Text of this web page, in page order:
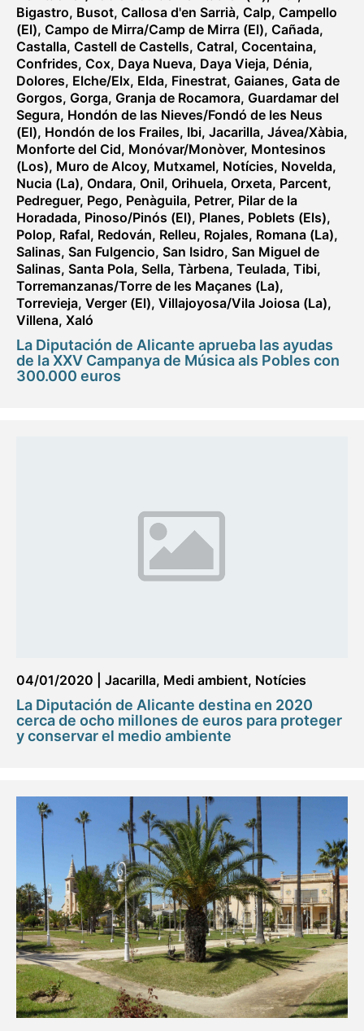
Bigastro, Busot, Callosa d'en Sarrià, Calp, Campello
(El), Campo de Mirra/Camp de Mirra (El), Cañada,
Castalla, Castell de Castells, Catral, Cocentaina,
Confrides, Cox, Daya Nueva, Daya Vieja, Dénia,
Dolores, Elche/Elx, Elda, Finestrat, Gaianes, Gata de
Gorgos, Gorga, Granja de Rocamora, Guardamar del
Segura, Hondón de las Nieves/Fondó de les Neus
(El), Hondón de los Frailes, Ibi, Jacarilla, Jávea/Xàbia,
Monforte del Cid, Monóvar/Monòver, Montesinos
(Los), Muro de Alcoy, Mutxamel, Notícies, Novelda,
Nucia (La), Ondara, Onil, Orihuela, Orxeta, Parcent,
Pedreguer, Pego, Penàguila, Petrer, Pilar de la
Horadada, Pinoso/Pinós (El), Planes, Poblets (Els),
Polop, Rafal, Redován, Relleu, Rojales, Romana (La),
Salinas, San Fulgencio, San Isidro, San Miguel de
Salinas, Santa Pola, Sella, Tàrbena, Teulada, Tibi,
Torremanzanas/Torre de les Maçanes (La),
Torrevieja, Verger (El), Villajoyosa/Vila Joiosa (La),
Villena, Xaló
La Diputación de Alicante aprueba las ayudas
de la XXV Campanya de Música als Pobles con
300.000 euros
04/01/2020 Jacarilla, Medi ambient, Notícies
La Diputación de Alicante destina en 2020
cerca de ocho millones de euros para proteger
y conservar el medio ambiente